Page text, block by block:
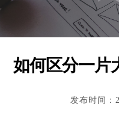
如何区分一片
发布时间：